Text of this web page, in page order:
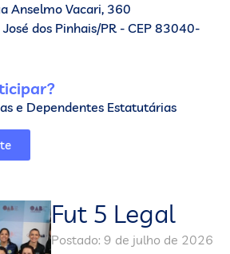
Anselmo Vacari, 360
dos Pinhais/PR - CEP 83040-
e Dependentes Estatutárias
Fut 5 Legal
Postado: 9 de julho de 2026